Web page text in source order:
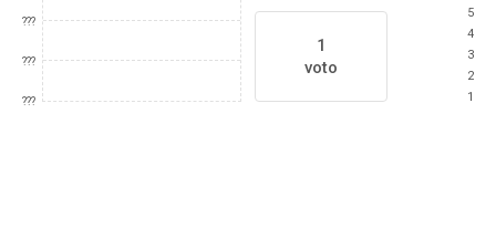
???
???
???
1
voto
5
4
3
2
1